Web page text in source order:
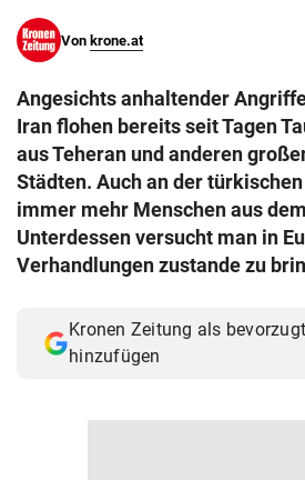
Von krone.at
Angesichts anhaltender
Iran flohen bereits seit Tagen
aus Teheran und anderen
Städten. Auch an der
immer mehr Menschen aus
Unterdessen versucht man in
Verhandlungen zustande zu
Kronen Zeitung als
hinzufügen